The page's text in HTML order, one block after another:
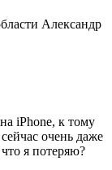
Александр